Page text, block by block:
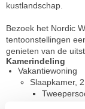
kustlandschap.
Bezoek het Nordic
tentoonstellingen
genieten van de
Kamerindeling
Vakantiewoning
Slaapkamer,